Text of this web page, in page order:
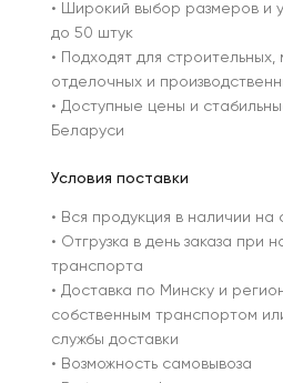
• Широкий выбор размеров и
до 50 штук
• Подходят для
отделочных и
• Доступные цены и
Беларуси
Условия поставки
• Вся продукция в наличии на
• Отгрузка в день заказа при
транспорта
• Доставка по Минску и
собственным транспортом
службы доставки
• Возможность самовывоза